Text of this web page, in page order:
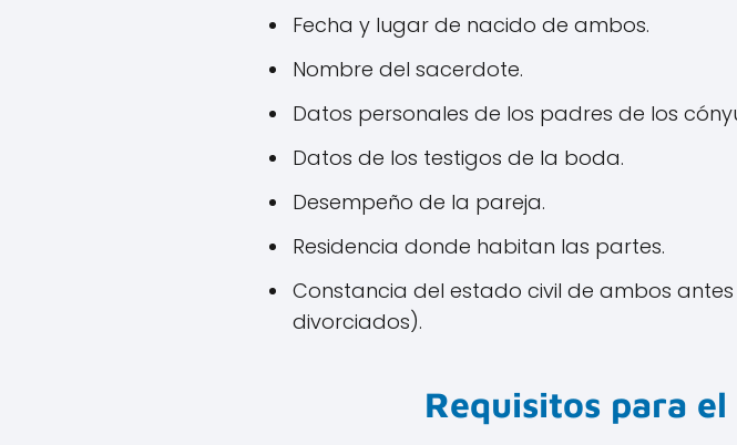
Fecha y lugar de nacido de ambos.
Nombre del sacerdote.
Datos personales de los padres de los
Datos de los testigos de la boda.
Desempeño de la pareja.
Residencia donde habitan las partes.
Constancia del estado civil de ambos
divorciados).
Requisitos para